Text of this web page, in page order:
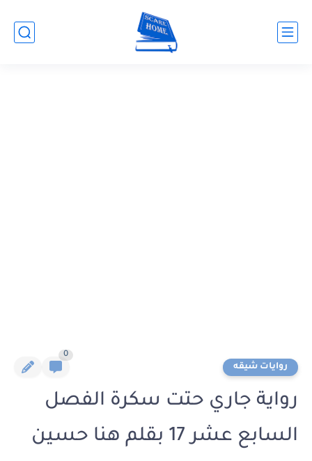
روايات شيقه
0
رواية جاري حتت سكرة الفصل
السابع عشر 17 بقلم هنا حسين